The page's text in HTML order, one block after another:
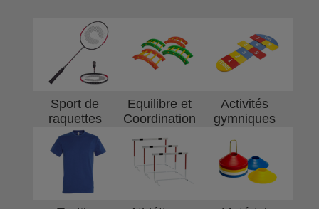
Sport de
raquettes
Equilibre et
Coordination
Activités
gymniques